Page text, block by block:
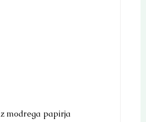
modrega papirja